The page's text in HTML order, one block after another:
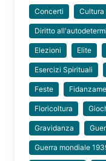
Concerti Cultura
Diritto
Elezioni Elite
Esercizi Spirituali
Feste
Floricoltura
Gravidanza
Guerra mondiale